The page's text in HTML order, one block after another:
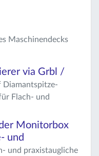
Maschinendecks
via Grbl /
Diamantspitze-
Flach- und
Monitorbox
und
und praxistaugliche